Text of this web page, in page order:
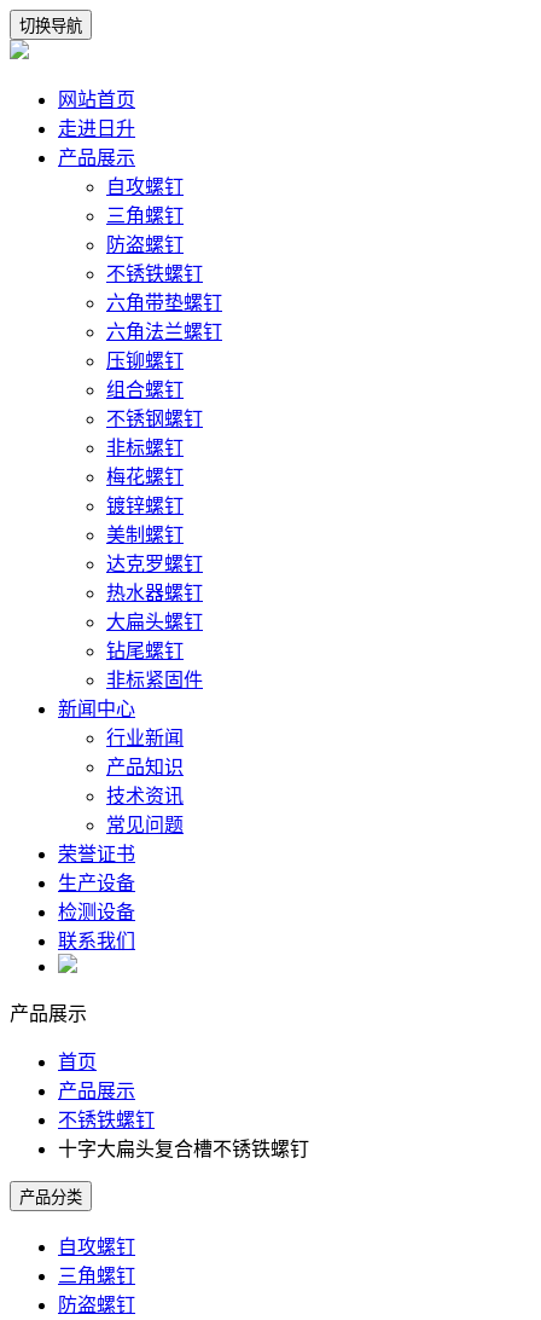
切换导航
网站首页
走进日升
产品展示
自攻螺钉
三角螺钉
防盗螺钉
不锈铁螺钉
六角带垫螺钉
六角法兰螺钉
压铆螺钉
组合螺钉
不锈钢螺钉
非标螺钉
梅花螺钉
镀锌螺钉
美制螺钉
达克罗螺钉
热水器螺钉
大扁头螺钉
钻尾螺钉
非标紧固件
新闻中心
行业新闻
产品知识
技术资讯
常见问题
荣誉证书
生产设备
检测设备
联系我们
产品展示
首页
产品展示
不锈铁螺钉
十字大扁头复合槽不锈铁螺钉
产品分类
自攻螺钉
三角螺钉
防盗螺钉